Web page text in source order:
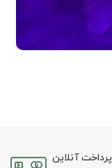
پرداخت آنلاین